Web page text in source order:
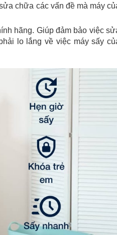
chữa các vấn đề mà máy
hãng. Giúp đảm bảo việc
lo lắng về việc máy sấy